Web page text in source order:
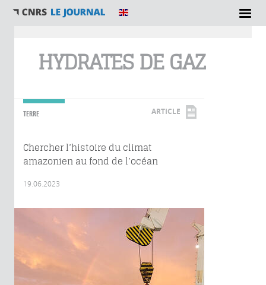
HYDRATES DE GAZ
TERRE ARTICLE
Chercher l’histoire du climat
amazonien au fond de l’océan
19.06.2023